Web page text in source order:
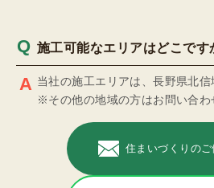
施工可能なエリアはどこです
当社の施工エリアは、長野県北信
※その他の地域の方はお問い合わ
住まいづくりの